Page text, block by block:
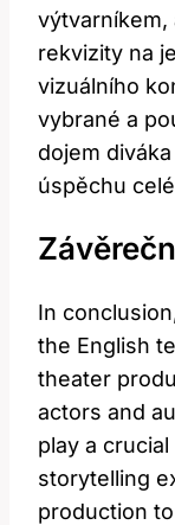
výtvarníkem,
rekvizity na
vizuálního
vybrané a
dojem
úspěchu
In
the English
theater
actors and
play a
storytelling
production